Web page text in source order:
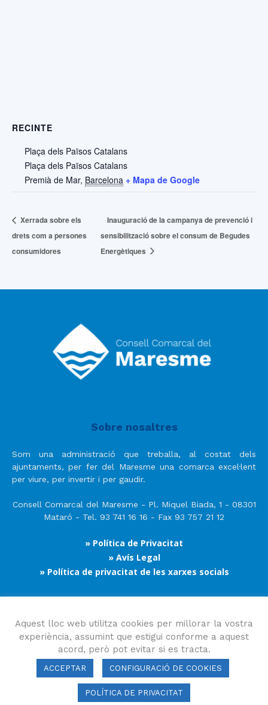
RECINTE
Plaça dels Països Catalans
Plaça dels Països Catalans
Premià de Mar, Barcelona + Mapa de Google
Xerrada sobre els
drets com a persones
consumidores
Inauguració de la campanya de prevenció i
sensibilització sobre el consum de Begudes
Energètiques
Sobre nosaltres
Som una administració que treballa, al costat dels
ajuntaments, per fer del Maresme una comarca excel·lent
per viure, per invertir i per gaudir.
Consell Comarcal del Maresme - Pl. Miquel Biada, 1 - 08301
Mataró - Tel. 93 741 16 16 - Fax 93 757 21 12
» Política de Privacitat
» Avís Legal
» Política de privacitat de les xarxes socials
Segueix-nos
Consell Comarcal del Maresme 2023 Copyright © Tots els drets
Aquest lloc web utilitza cookies per millorar la vostra
experiència, assumint que estigui conforme a aquest
acord, però pot evitar si es tracta.
ACCEPTAR CONFIGURACIÓ DE COOKIES
POLÍTICA DE PRIVACITAT